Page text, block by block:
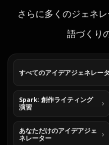
さらに多くのジェネ
語づくり
すべてのアイデアジェネレー
Spark: 創作ライティング
演習
あなただけのアイデアジェ
ネレーター